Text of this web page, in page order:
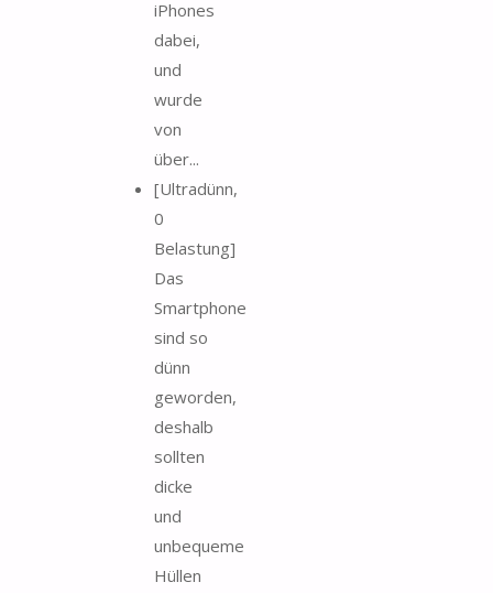
iPhones
dabei,
und
wurde
von
über...
[Ultradünn,
0
Belastung]
Das
Smartphone
sind so
dünn
geworden,
deshalb
sollten
dicke
und
unbequeme
Hüllen